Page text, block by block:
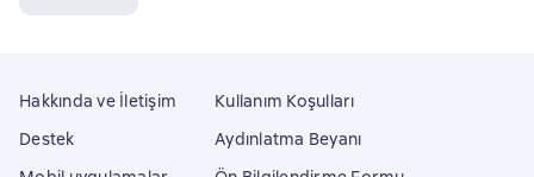
Hakkında ve İletişim
Destek
Kullanım Koşulları
Aydınlatma Beyanı